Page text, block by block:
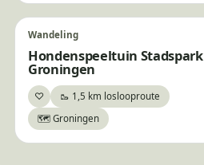
Wandeling
Hondenspeeltuin Stadspark
Groningen
♡Bewaar🥾 1,5 km loslooproute
🗺️ Groningen